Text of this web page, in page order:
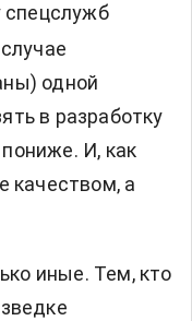
спецслужб
одной
в разработку
И, как
качеством, а
иные. Тем, кто